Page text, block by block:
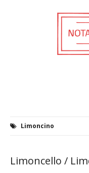
Limoncino
Limoncello /